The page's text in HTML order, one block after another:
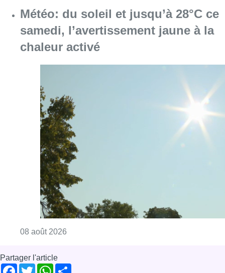
Météo: du soleil et jusqu’à 28°C ce
samedi, l’avertissement jaune à la
chaleur activé
08 août 2026
Partager l'article
Facebook
TwitterWhatsApp